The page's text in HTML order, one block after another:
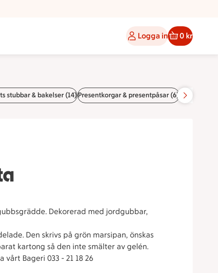
Logga in 0 kr
stubbar & bakelser (14)Presentkorgar & presentpåsar (6) Tillbehör
Dekorerad med jordgubbar,
Den skrivs på grön marsipan, önskas
kartong så den inte smälter av gelén.
Bageri 033 - 21 18 26